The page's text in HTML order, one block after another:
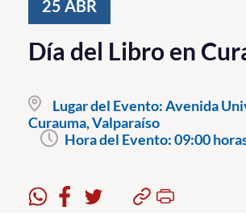
Investigación, Creación e Innovación
PUCV Internacional
Admisión
Postgrado
25 ABR
Día del Libro en
Lugar del Evento:Avenida
Curauma, Valparaíso
Hora del Evento:09:00